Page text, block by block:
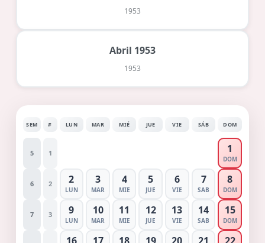
1953
Abril 1953
1953
SEM # LUN MAR MIÉ JUE VIE SÁB DOM
5 1 1
DOM
6 2 2
LUN
3
MAR
4
MIE
5
JUE
6
VIE
7
SAB
8
DOM
7 3 9
LUN
10
MAR
11
MIE
12
JUE
13
VIE
14
SAB
15
DOM